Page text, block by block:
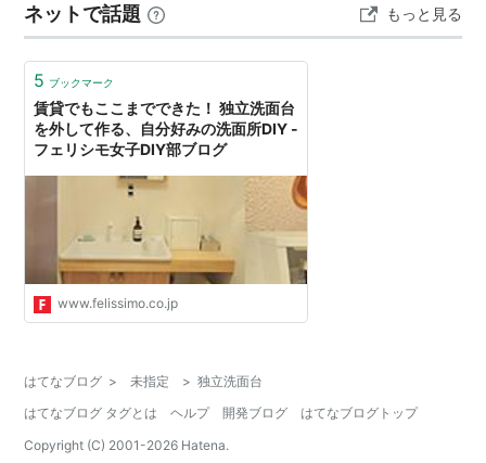
ネットで話題 もっと見る
5 ブックマーク
賃貸でもここまでできた！ 独立洗面台
を外して作る、自分好みの洗面所DIY -
フェリシモ女子DIY部ブログ
www.felissimo.co.jp
はてなブログ > 未指定 > 独立洗面台
はてなブログ タグとは
ヘルプ 開発ブログ
はてなブログトップ
Copyright (C) 2001-2026 Hatena.